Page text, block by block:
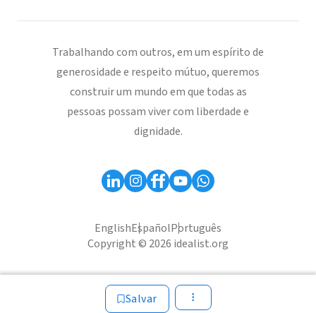
Salvar
Trabalhando com outros, em um espírito de
generosidade e respeito mútuo, queremos
construir um mundo em que todas as
pessoas possam viver com liberdade e
dignidade.
EnglishEspañolPortuguês
Copyright © 2026 idealist.org